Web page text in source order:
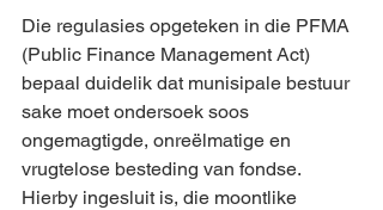
Die regulasies opgeteken in die PFMA
(Public Finance Management Act)
bepaal duidelik dat munisipale bestuur
sake moet ondersoek soos
ongemagtigde, onreëlmatige en
vrugtelose besteding van fondse.
Hierby ingesluit is, die moontlike